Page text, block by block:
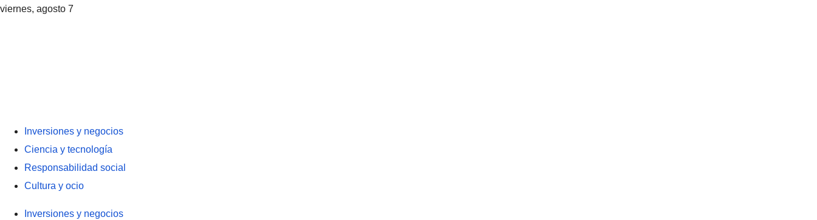
viernes, agosto 7
Inversiones y negocios
Ciencia y tecnología
Responsabilidad social
Cultura y ocio
Inversiones y negocios